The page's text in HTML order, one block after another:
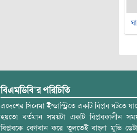
বিএমডিবি’র পরিচিতি
এদেশের সিনেমা ইন্ডাস্ট্রিতে একটি বিপ্লব ঘটতে
হয়তো বর্তমান সময়টা একটি বিপ্লবকালীন
বিপ্লবকে বেগবান করে তুলতেই বাংলা মুভি